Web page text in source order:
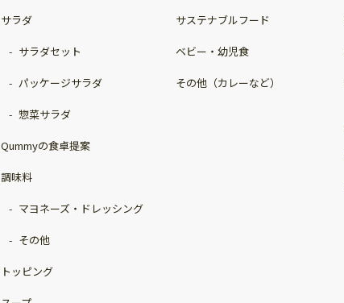
サラダ
サラダセット
パッケージサラダ
惣菜サラダ
Qummyの食卓提案
調味料
マヨネーズ・ドレッシング
その他
トッピング
サステナブルフード
ベビー・幼児食
その他（カレーなど）